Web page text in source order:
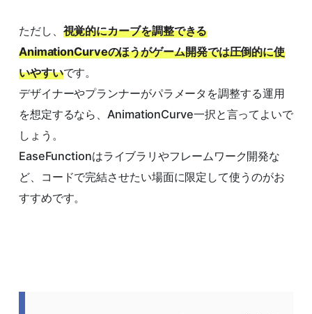
ただし、 視覚的にカーブを調整できる
AnimationCurveのほうがゲーム開発では圧倒的に使
いやすいです。
デザイナーやプランナーがパラメータを調整する運用
を想定するなら、AnimationCurve一択と言ってよいで
しょう。
EaseFunctionはライブラリやフレームワーク開発な
ど、コードで完結させたい場面に限定して使うのがお
すすめです。